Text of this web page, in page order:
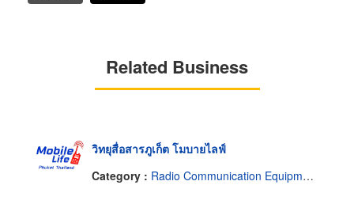
Related Business
วิทยุสื่อสารภูเก็ต โมบายไลฟ์
Category : Radio Communication Equipment & Systems